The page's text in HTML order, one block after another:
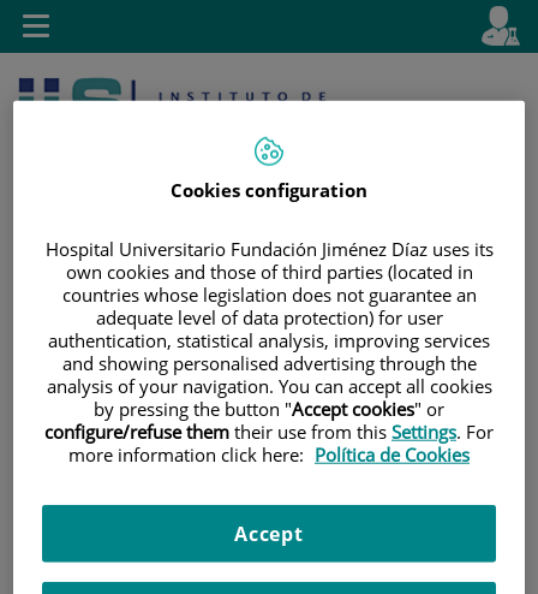
Saltar al contenido
contenido
activo
es
Buscar
Toggle
navigation
Cookies configuration
Hospital Universitario Fundación Jiménez Díaz uses its
own cookies and those of third parties (located in
countries whose legislation does not guarantee an
adequate level of data protection) for user
authentication, statistical analysis, improving services
and showing personalised advertising through the
analysis of your navigation. You can accept all cookies
by pressing the button "Accept cookies" or
configure/refuse them their use from this Settings. For
more information click here: Política de Cookies
Accept